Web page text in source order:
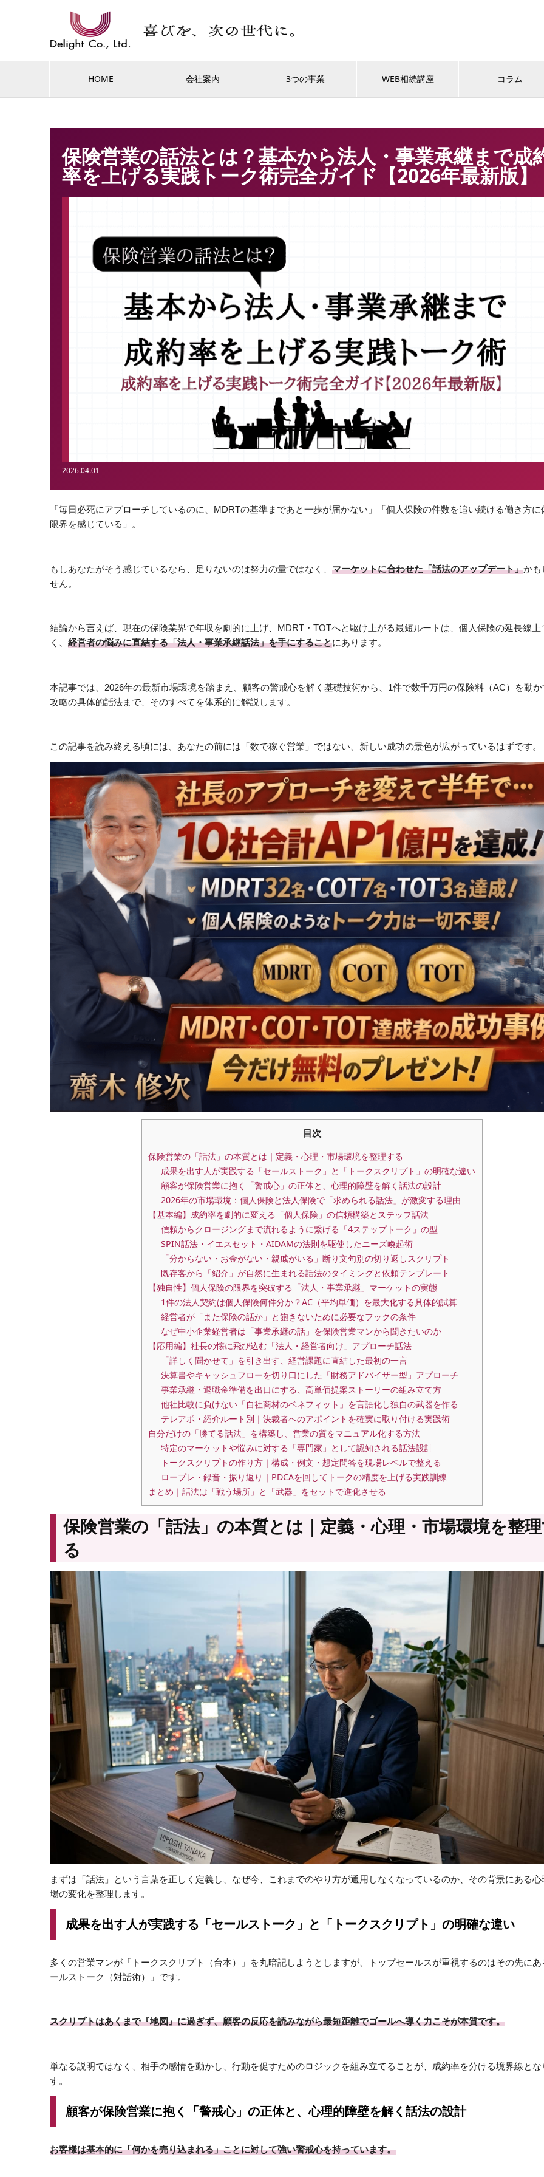
HOME 会社案内 3つの事業 WEB相続講座 コラム
保険営業の話法とは？基本から法人・事業承継まで成
率を上げる実践トーク術完全ガイド【2026年最新版】
2026.04.01
「毎日必死にアプローチしているのに、MDRTの基準まであと一歩が届かない」「個人保険の件数を追い続ける働き方に
限界を感じている」。
もしあなたがそう感じているなら、足りないのは努力の量ではなく、 マーケットに合わせた「話法のアップデート」かも
せん。
結論から言えば、現在の保険業界で年収を劇的に上げ、MDRT・TOTへと駆け上がる最短ルートは、個人保険の延長線上
く、 経営者の悩みに直結する「法人・事業承継話法」を手にすることにあります。
本記事では、2026年の最新市場環境を踏まえ、顧客の警戒心を解く基礎技術から、1件で数千万円の保険料（AC）を動
攻略の具体的話法まで、そのすべてを体系的に解説します。
この記事を読み終える頃には、あなたの前には「数で稼ぐ営業」ではない、新しい成功の景色が広がっているはずです。
目次
保険営業の「話法」の本質とは｜定義・心理・市場環境を整理する
成果を出す人が実践する「セールストーク」と「トークスクリプト」の明確な違い
顧客が保険営業に抱く「警戒心」の正体と、心理的障壁を解く話法の設計
2026年の市場環境：個人保険と法人保険で「求められる話法」が激変する理由
【基本編】成約率を劇的に変える「個人保険」の信頼構築とステップ話法
信頼からクロージングまで流れるように繋げる「4ステップトーク」の型
SPIN話法・イエスセット・AIDAMの法則を駆使したニーズ喚起術
「分からない・お金がない・親戚がいる」断り文句別の切り返しスクリプト
既存客から「紹介」が自然に生まれる話法のタイミングと依頼テンプレート
【独自性】個人保険の限界を突破する「法人・事業承継」マーケットの実態
1件の法人契約は個人保険何件分か？AC（平均単価）を最大化する具体的試算
経営者が「また保険の話か」と飽きないために必要なフックの条件
なぜ中小企業経営者は「事業承継の話」を保険営業マンから聞きたいのか
【応用編】社長の懐に飛び込む「法人・経営者向け」アプローチ話法
「詳しく聞かせて」を引き出す、経営課題に直結した最初の一言
決算書やキャッシュフローを切り口にした「財務アドバイザー型」アプローチ
事業承継・退職金準備を出口にする、高単価提案ストーリーの組み立て方
他社比較に負けない「自社商材のベネフィット」を言語化し独自の武器を作る
テレアポ・紹介ルート別｜決裁者へのアポイントを確実に取り付ける実践術
自分だけの「勝てる話法」を構築し、営業の質をマニュアル化する方法
特定のマーケットや悩みに対する「専門家」として認知される話法設計
トークスクリプトの作り方｜構成・例文・想定問答を現場レベルで整える
ロープレ・録音・振り返り｜PDCAを回してトークの精度を上げる実践訓練
まとめ｜話法は「戦う場所」と「武器」をセットで進化させる
保険営業の「話法」の本質とは｜定義・心理・市場環境を整
る
まずは「話法」という言葉を正しく定義し、なぜ今、これまでのやり方が通用しなくなっているのか、その背景にある心
場の変化を整理します。
成果を出す人が実践する「セールストーク」と「トークスクリプト」の明確な違い
多くの営業マンが「トークスクリプト（台本）」を丸暗記しようとしますが、トップセールスが重視するのはその先にあ
ールストーク（対話術）」です。
スクリプトはあくまで『地図』に過ぎず、顧客の反応を読みながら最短距離でゴールへ導く力こそが本質です。
単なる説明ではなく、相手の感情を動かし、行動を促すためのロジックを組み立てることが、成約率を分ける境界線とな
す。
顧客が保険営業に抱く「警戒心」の正体と、心理的障壁を解く話法の設計
お客様は基本的に「何かを売り込まれる」ことに対して強い警戒心を持っています。